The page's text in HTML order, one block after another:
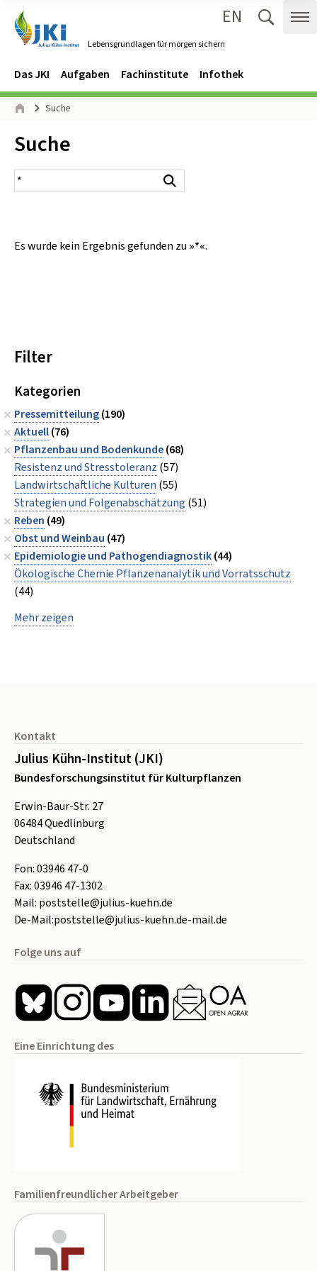
Lebensgrundlagen für morgen sichern
EN
Navigation
Hauptmenü
Das JKI Aufgaben Fachinstitute Infothek
Seitenpfad
Suche
Inhalt:
Suche
Suchergebnis
Es wurde kein Ergebnis gefunden zu »*«.
Filter
Kategorien
Pressemitteilung(190)
Aktuell(76)
Pflanzenbau und Bodenkunde(68)
Resistenz und Stresstoleranz (57)
Landwirtschaftliche Kulturen (55)
Strategien und Folgenabschätzung (51)
Reben (49)
Obst und Weinbau (47)
Epidemiologie und Pathogendiagnostik(44)
Ökologische Chemie Pflanzenanalytik und Vorratsschutz
(44)
Mehr zeigen
Kontakt
Julius Kühn-Institut (JKI)
Bundesforschungsinstitut für Kulturpflanzen
Erwin-Baur-Str. 27
06484Quedlinburg
Deutschland
Fon:03946 47-0
Fax:03946 47-1302
Mail: poststelle@julius-kuehn.de
De-Mail:poststelle@julius-kuehn.de-mail.de
Folge uns auf
Eine Einrichtung des
Familienfreundlicher Arbeitgeber